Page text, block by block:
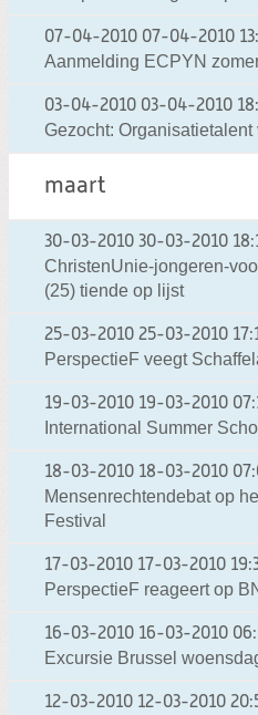
07-04-2010 07-04-2010
Aanmelding ECPYN
03-04-2010 03-04-2010
Gezocht:
maart
30-03-2010 30-03-2010
ChristenUnie-jongeren-
(25) tiende op lijst
25-03-2010 25-03-2010
PerspectieF veegt
19-03-2010 19-03-2010
International Summer
18-03-2010 18-03-2010
Mensenrechtendebat op
Festival
17-03-2010 17-03-2010
PerspectieF reageert op
16-03-2010 16-03-2010
Excursie Brussel
12-03-2010 12-03-2010